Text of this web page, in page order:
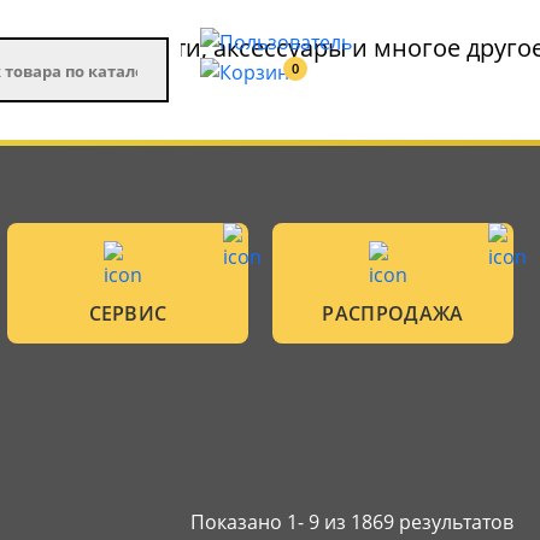
0
СЕРВИС РАСПРОДАЖА
Показано 1- 9 из 1869 результатов